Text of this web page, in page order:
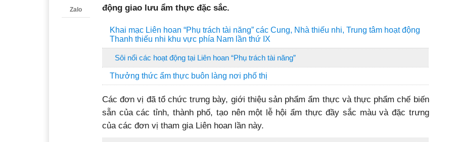
Zalo
động giao lưu ẩm thực đặc sắc.
Khai mạc Liên hoan “Phụ trách tài năng” các Cung, Nhà thiếu nhi, Trung tâm hoạt động
Thanh thiếu nhi khu vực phía Nam lần thứ IX
Sôi nổi các hoạt động tại Liên hoan “Phụ trách tài năng”
Thưởng thức ẩm thực buôn làng nơi phố thị
Các đơn vị đã tổ chức trưng bày, giới thiệu sản phẩm ẩm thực và thực phẩm chế biến
sẵn của các tỉnh, thành phố, tạo nên một lễ hội ẩm thực đầy sắc màu và đặc trưng
của các đơn vị tham gia Liên hoan lần này.